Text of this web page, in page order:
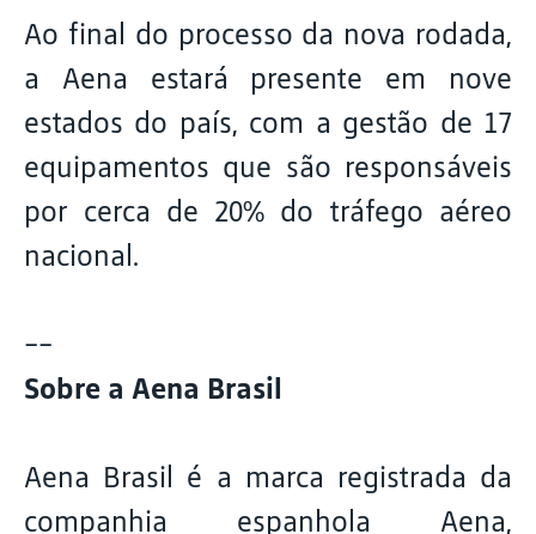
Ao final do processo da nova rodada,
a Aena estará presente em nove
estados do país, com a gestão de 17
equipamentos que são responsáveis
por cerca de 20% do tráfego aéreo
nacional.
--
Sobre a Aena Brasil
Aena Brasil é a marca registrada da
companhia espanhola Aena,